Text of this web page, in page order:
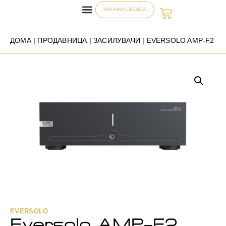
ЗАКАЖИ СЕСИЈА
ДОМА| ПРОДАВНИЦА |ЗАСИЛУВАЧИ | EVERSOLO AMP-F2
EVERSOLO